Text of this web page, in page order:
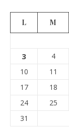
L M
3 4
10
11
17
18
24
25
31